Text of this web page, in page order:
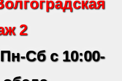
2
Сб с 10:00-